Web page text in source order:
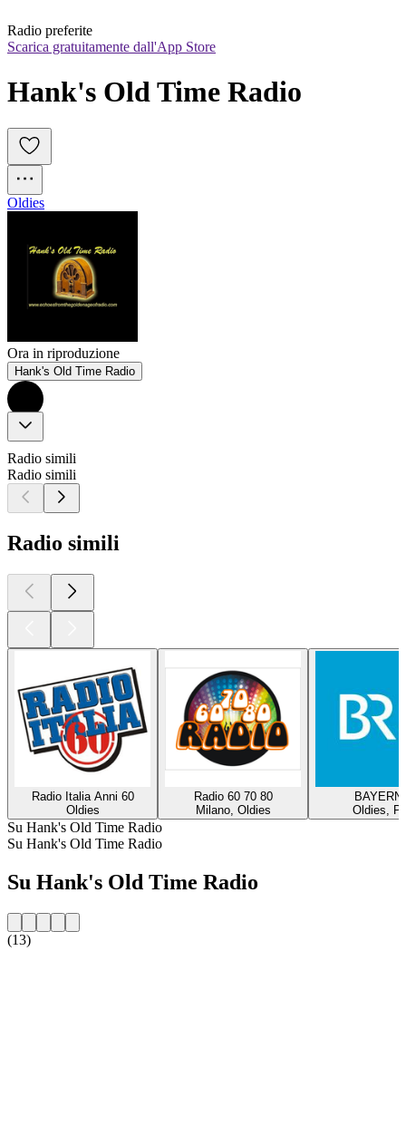
Radio preferite
Scarica gratuitamente dall'App Store
Hank's Old Time Radio
Oldies
Ora in riproduzione
Hank's Old Time Radio
Radio simili
Radio simili
Radio simili
Radio Italia Anni 60
Oldies
Radio 60 70 80
Milano, Oldies
BAYERN
Oldies,
Su Hank's Old Time Radio
Su Hank's Old Time Radio
Su Hank's Old Time Radio
(13)